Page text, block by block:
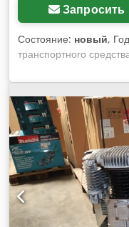
Запросить
Состояние: новый,
транспортного
поршневой
Dcsdpfxoity Dqs Ahujk
литров Год выпуска:
давление: 10 бар
Объемный расход при
при 8 бар: 375 л/мин.
сжатого воздуха: 1/2"
650 х 700 х 1810 мм.
через наш
всегда в наличии
компрессоров!